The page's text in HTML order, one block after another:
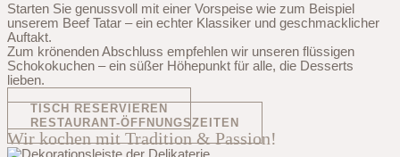
Starten Sie genussvoll mit einer Vorspeise wie zum Beispiel
unserem Beef Tatar – ein echter Klassiker und geschmacklicher
Auftakt.
Zum krönenden Abschluss empfehlen wir unseren flüssigen
Schokokuchen – ein süßer Höhepunkt für alle, die Desserts
lieben.
TISCH RESERVIEREN
RESTAURANT-ÖFFNUNGSZEITEN
Wir kochen mit Tradition & Passion!